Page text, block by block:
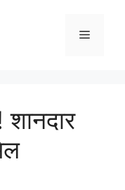
Menu
शानदार